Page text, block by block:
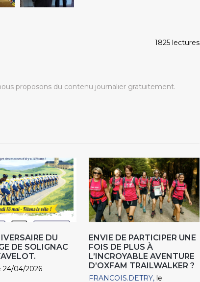
1825 lectures
proposons du contenu journalier gratuitement.
DU
DE SOLIGNAC
24/04/2026
ENVIE DE PARTICIPER UNE
FOIS DE PLUS À
L’INCROYABLE AVENTURE
D’OXFAM TRAILWALKER ?
FRANCOIS.DETRY le